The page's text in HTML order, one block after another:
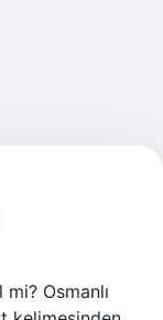
Osmanlı